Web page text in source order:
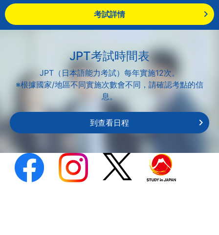
考試詳情
JPT考試時間表
JPT（日本語能力考試）每年實施12次。
※根據國家/地區不同實施次數會不同，請確認考點的信
息。
到查看日程